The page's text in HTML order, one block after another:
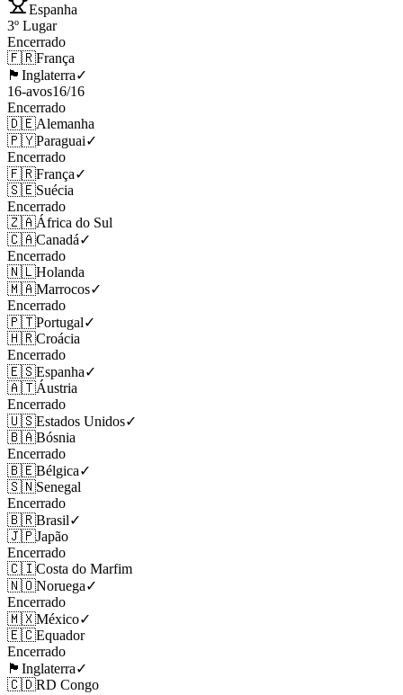
Espanha
3º Lugar
Encerrado
🇫🇷França
🏴󠁧󠁢󠁥󠁮󠁧󠁿 Inglaterra✓
16-avos16/16
Encerrado
🇩🇪Alemanha
🇵🇾Paraguai✓
Encerrado
🇫🇷França✓
🇸🇪Suécia
Encerrado
🇿🇦África do Sul
🇨🇦Canadá✓
Encerrado
🇳🇱Holanda
🇲🇦Marrocos✓
Encerrado
🇵🇹Portugal✓
🇭🇷Croácia
Encerrado
🇪🇸Espanha✓
🇦🇹Áustria
Encerrado
🇺🇸Estados Unidos✓
🇧🇦Bósnia
Encerrado
🇧🇪Bélgica✓
🇸🇳Senegal
Encerrado
🇧🇷Brasil✓
🇯🇵Japão
Encerrado
🇨🇮Costa do Marfim
🇳🇴Noruega✓
Encerrado
🇲🇽México✓
🇪🇨Equador
Encerrado
🏴󠁧󠁢󠁥󠁮󠁧󠁿 Inglaterra✓
🇨🇩RD Congo